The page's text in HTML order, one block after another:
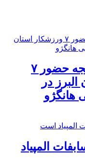
۲ مدال برنز نتیجه حضور ۷
در
هانگژو
المپیاد